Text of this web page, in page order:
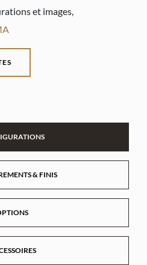
et images,
& FINIS